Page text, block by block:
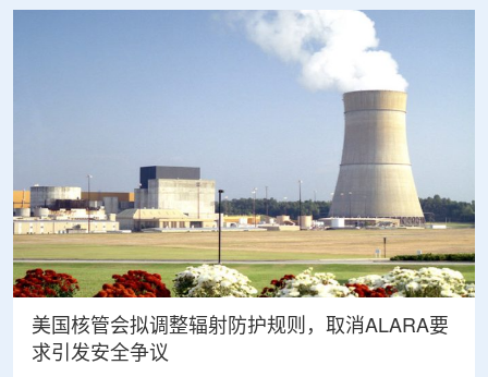
美国核管会拟调整辐射防护规则，取消ALARA要
求引发安全争议